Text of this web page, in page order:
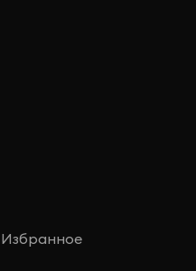
Избранное